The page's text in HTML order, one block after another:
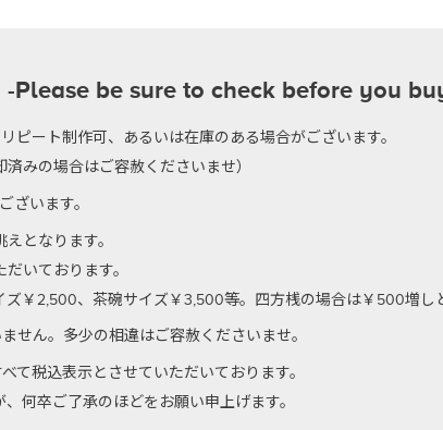
-Please be sure to check before you
ピート制作可、あるいは在庫のある場合がございます。
みの場合はご容赦くださいませ）
ざいます。
となります。
いております。
ズ￥2,500、茶碗サイズ￥3,500等。四方桟の場合は￥500増し
せん。多少の相違はご容赦くださいませ。
て税込表示とさせていただいております。
何卒ご了承のほどをお願い申上げます。